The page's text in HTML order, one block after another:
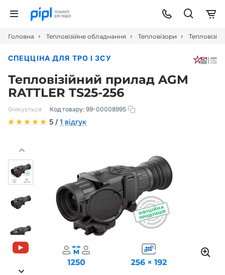
Головна Тепловізійне обладнання Тепловізори
СПЕЦЦІНА ДЛЯ ТРО І ЗСУ
Тепловізійний прилад AGM
RATTLER TS25-256
Очікується Код товару: 99-00008995
5 / 1 відгук